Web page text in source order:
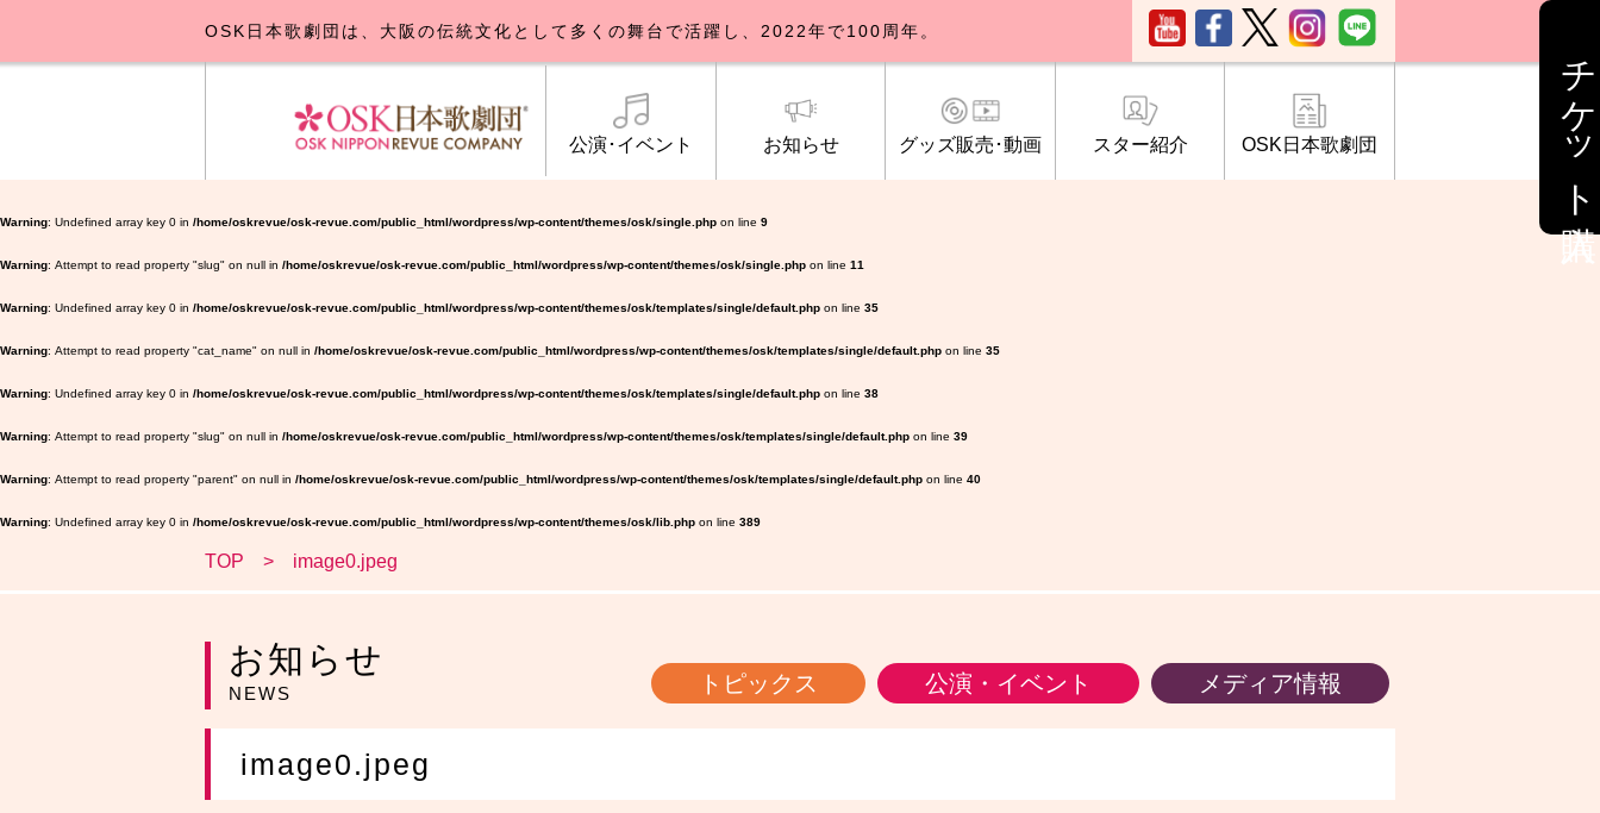
Warning : Undefined array key 0 in /home/oskrevue/osk-revue.com/public_html/wordpress/wp-content/themes/osk/single.php on line 9
Warning : Attempt to read property "slug" on null in /home/oskrevue/osk-revue.com/public_html/wordpress/wp-content/themes/osk/single.php on line 11
Warning : Undefined array key 0 in /home/oskrevue/osk-revue.com/public_html/wordpress/wp-content/themes/osk/templates/single/default.php on line 35
Warning : Attempt to read property "cat_name" on null in /home/oskrevue/osk-revue.com/public_html/wordpress/wp-content/themes/osk/templates/single/default.php on line 35
Warning : Undefined array key 0 in /home/oskrevue/osk-revue.com/public_html/wordpress/wp-content/themes/osk/templates/single/default.php on line 38
Warning : Attempt to read property "slug" on null in /home/oskrevue/osk-revue.com/public_html/wordpress/wp-content/themes/osk/templates/single/default.php on line 39
Warning : Attempt to read property "parent" on null in /home/oskrevue/osk-revue.com/public_html/wordpress/wp-content/themes/osk/templates/single/default.php on line 40
Warning : Undefined array key 0 in /home/oskrevue/osk-revue.com/public_html/wordpress/wp-content/themes/osk/lib.php on line 389
チケット購入
OSK日本歌劇団は、大阪の伝統文化として多くの舞台で活躍し、2022年で100周年。
公演･イベント
公演･イベント ブルックリンパーラー公演
お知らせ
お知らせ一覧 トピックス
グッズ販売･動画
公式グッズ販売
スター紹介 OSK日本歌劇団
OSK日本歌劇団について 研修生募集について
TOP image0.jpeg
お知らせ
NEWS トピックス 公演・イベント メディア情報
image0.jpeg